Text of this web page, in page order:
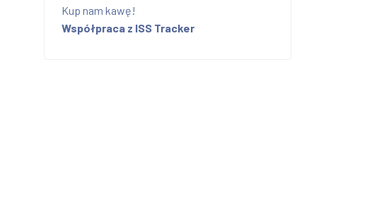
Kup nam kawę!
Współpraca z ISS Tracker